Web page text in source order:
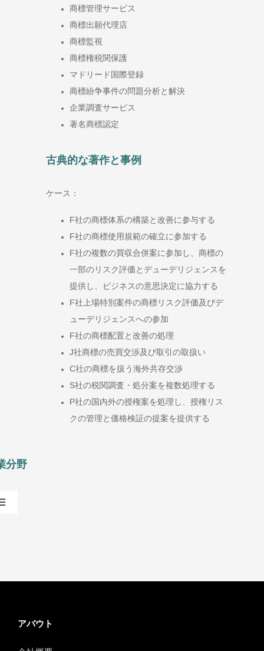
商標管理サービス
商標出願代理店
商標監視
商標権税関保護
マドリード国際登録
商標紛争事件の問題分析と解決
企業調査サービス
著名商標認定
古典的な著作と事例
ケース：
F社の商標体系の構築と改善に参与する
F社の商標使用規範の確立に参加する
F社の複数の買収合併案に参加し、商標の
一部のリスク評価とデューデリジェンスを
提供し、ビジネスの意思決定に協力する
F社上場特別案件の商標リスク評価及びデ
ューデリジェンスへの参加
F社の商標配置と改善の処理
J社商標の売買交渉及び取引の取扱い
C社の商標を扱う海外共存交渉
S社の税関調査・処分案を複数処理する
P社の国内外の授権案を処理し、授権リス
クの管理と価格検証の提案を提供する
分野
アバウト